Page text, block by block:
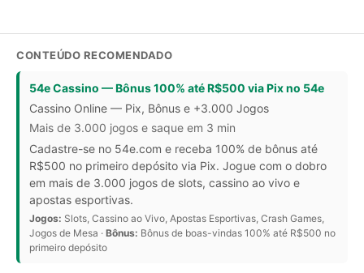
CONTEÚDO RECOMENDADO
54e Cassino — Bônus 100% até R$500 via Pix no 54e
Cassino Online — Pix, Bônus e +3.000 Jogos
Mais de 3.000 jogos e saque em 3 min
Cadastre-se no 54e.com e receba 100% de bônus até
R$500 no primeiro depósito via Pix. Jogue com o dobro
em mais de 3.000 jogos de slots, cassino ao vivo e
apostas esportivas.
Jogos: Slots, Cassino ao Vivo, Apostas Esportivas, Crash Games,
Jogos de Mesa · Bônus: Bônus de boas-vindas 100% até R$500 no
primeiro depósito